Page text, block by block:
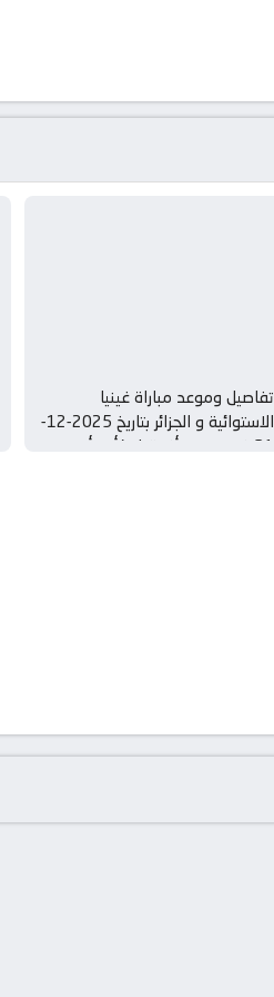
تفاصيل وموعد مباراة غينيا
الاستوائية و الجزائر بتاريخ 2025-12-
31 في دوري أفريقيا, كأس أمم